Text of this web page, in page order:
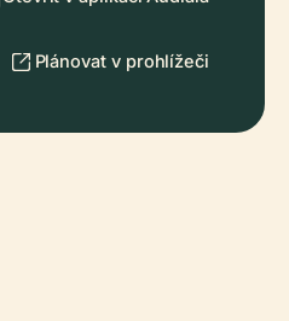
Plánovat v prohlížeči